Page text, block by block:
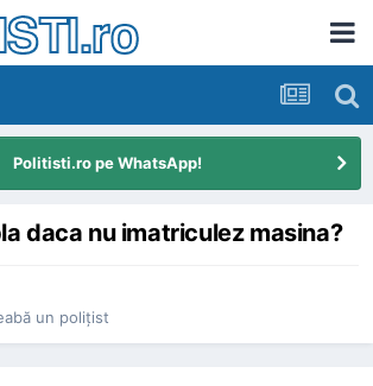
Politisti.ro pe WhatsApp!
daca nu imatriculez masina?
un poliţist